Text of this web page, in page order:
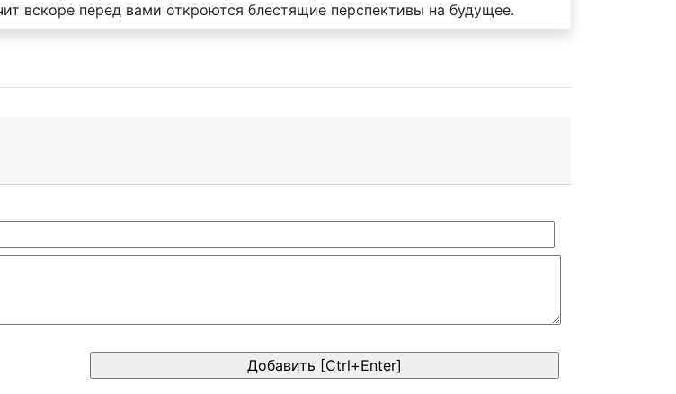
вскоре перед вами откроются блестящие перспективы на будущее.